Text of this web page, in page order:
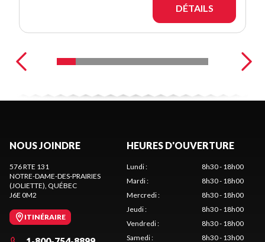
DÉTAILS
NOUS JOINDRE
576 RTE 131
NOTRE-DAME-DES-PRAIRIES
(JOLIETTE), QUÉBEC
J6E 0M2
ITINÉRAIRE
HEURES D'OUVERTURE
Lundi:
8h30 - 18h00
Mardi:
8h30 - 18h00
Mercredi:
8h30 - 18h00
Jeudi:
8h30 - 18h00
Vendredi:
8h30 - 18h00
Samedi: 8h30 - 13h00